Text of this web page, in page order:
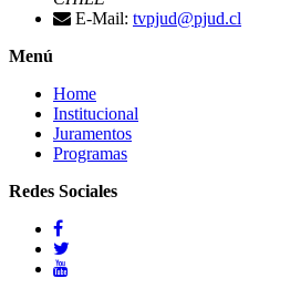
E-Mail: tvpjud@pjud.cl
Menú
Home
Institucional
Juramentos
Programas
Redes Sociales